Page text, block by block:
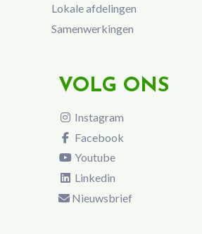
Lokale afdelingen
Samenwerkingen
VOLG ONS
Instagram
Facebook
Youtube
Linkedin
Nieuwsbrief